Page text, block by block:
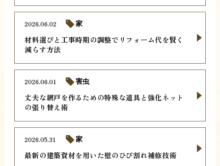
材料選びと工事時期の調整でリフォーム代を賢く
減らす方法
2026.06.02 家
丈夫な網戸を作るための特殊な道具と強化ネット
の張り替え術
2026.06.01 害虫
最新の建築資材を用いた壁のひび割れ補修技術
2026.05.31 家